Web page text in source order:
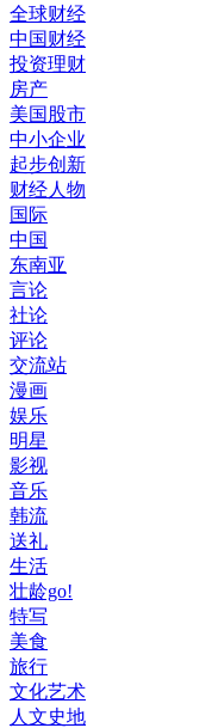
全球财经
中国财经
投资理财
房产
美国股市
中小企业
起步创新
财经人物
国际
中国
东南亚
言论
社论
评论
交流站
漫画
娱乐
明星
影视
音乐
韩流
送礼
生活
壮龄go!
特写
美食
旅行
文化艺术
人文史地